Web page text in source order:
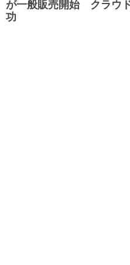
が一般販売開始 クラウ
功